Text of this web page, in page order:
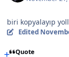
biri kopyalayıp
Edited
Quote